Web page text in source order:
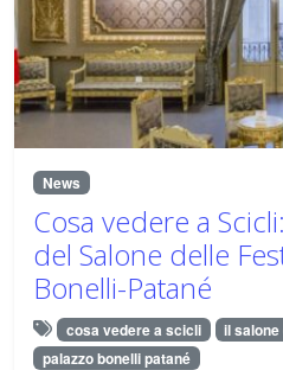
News
Cosa vedere a
del Salone delle
Bonelli-Patané
cosa vedere a scicli
il
palazzo bonelli patané